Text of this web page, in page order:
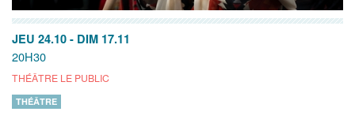
JEU 24.10 - DIM 17.11
20H30
THÉÂTRE LE PUBLIC
THÉÂTRE